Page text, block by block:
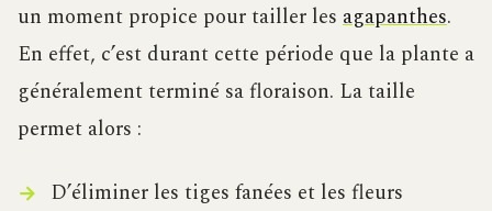
un moment propice pour tailler les agapanthes.
En effet, c’est durant cette période que la plante a
généralement terminé sa floraison. La taille
permet alors :
D’éliminer les tiges fanées et les fleurs